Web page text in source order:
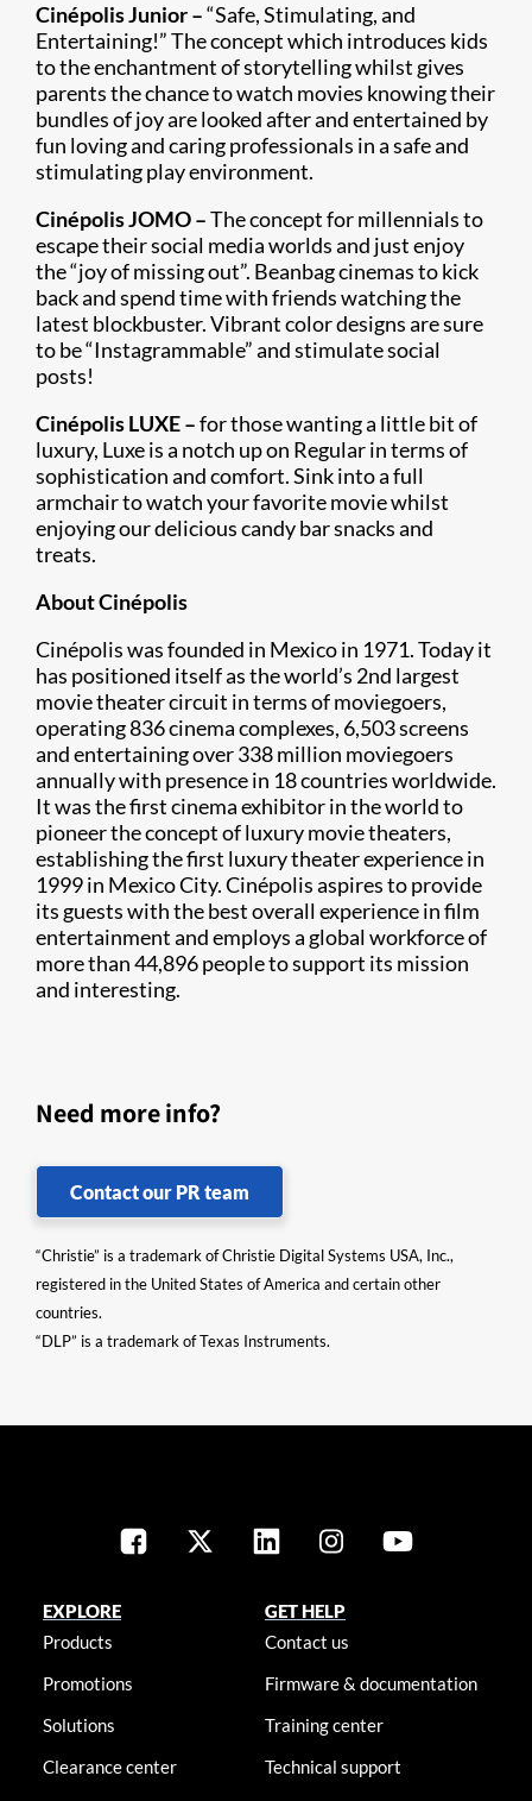
Cinépolis Junior –“Safe, Stimulating, and
Entertaining!” The concept which introduces kids
to the enchantment of storytelling whilst gives
parents the chance to watch movies knowing their
bundles of joy are looked after and entertained by
fun loving and caring professionals in a safe and
stimulating play environment.
Cinépolis JOMO –The concept for millennials to
escape their social media worlds and just enjoy
the “joy of missing out”. Beanbag cinemas to kick
back and spend time with friends watching the
latest blockbuster. Vibrant color designs are sure
to be “Instagrammable” and stimulate social
posts!
Cinépolis LUXE –for those wanting a little bit of
luxury, Luxe is a notch up on Regular in terms of
sophistication and comfort. Sink into a full
armchair to watch your favorite movie whilst
enjoying our delicious candy bar snacks and
treats.
About Cinépolis
Cinépolis was founded in Mexico in 1971. Today it
has positioned itself as the world’s 2nd largest
movie theater circuit in terms of moviegoers,
operating 836 cinema complexes, 6,503 screens
and entertaining over 338 million moviegoers
annually with presence in 18 countries worldwide.
It was the first cinema exhibitor in the world to
pioneer the concept of luxury movie theaters,
establishing the first luxury theater experience in
1999 in Mexico City. Cinépolis aspires to provide
its guests with the best overall experience in film
entertainment and employs a global workforce of
more than 44,896 people to support its mission
and interesting.
Need more info?
Contact our PR team
“Christie” is a trademark of Christie Digital Systems USA, Inc.,
registered in the United States of America and certain other
countries.
“DLP” is a trademark of Texas Instruments.
EXPLORE
Products
Promotions
Solutions
Clearance center
GET HELP
Contact us
Firmware & documentation
Training center
Technical support